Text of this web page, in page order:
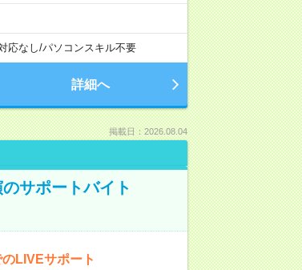
応なし/パソコンスキル不要
詳細へ
掲載日：2026.08.04
サポートバイト
LIVEサポート